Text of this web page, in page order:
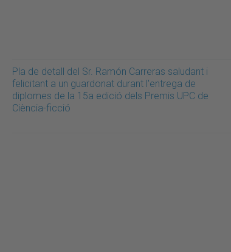
Pla de detall del Sr. Ramón Carreras saludant i
felicitant a un guardonat durant l'entrega de
diplomes de la 15a edició dels Premis UPC de
Ciència-ficció